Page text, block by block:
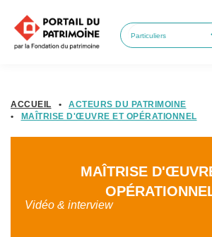
ACCUEIL •
ACTEURS DU PATRIMOINE
•
MAÎTRISE D'ŒUVRE ET OPÉRATIONNEL
MAÎTRISE
Vidéo & interview